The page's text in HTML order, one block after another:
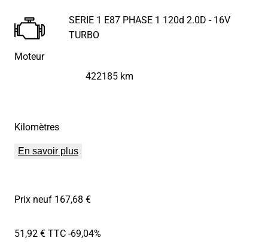
Moteur
SERIE 1 E87 PHASE 1 120d 2.0D - 16V
TURBO
Kilomètres
422185 km
En savoir plus
Prix neuf 167,68 €
51,92 € TTC-69,04%